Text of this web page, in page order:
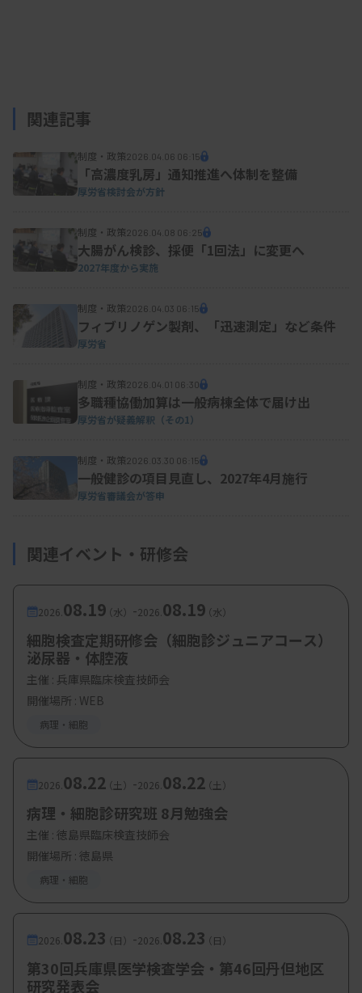
関連記事
制度・政策2026.04.06 06:15
「高濃度乳房」通知推進へ体制を整備
厚労省検討会が方針
制度・政策2026.04.08 06:25
大腸がん検診、採便「1回法」に変更へ
2027年度から実施
制度・政策2026.04.03 06:15
フィブリノゲン製剤、「迅速測定」など条件
厚労省
制度・政策2026.04.01 06:30
多職種協働加算は一般病棟全体で届け出
厚労省が疑義解釈（その1）
制度・政策2026.03.30 06:15
一般健診の項目見直し、2027年4月施行
厚労省審議会が答申
関連イベント・研修会
2026. 08.19（水） -2026. 08.19（水）
細胞検査定期研修会（細胞診ジュニアコース）
泌尿器・体腔液
主催 : 兵庫県臨床検査技師会
開催場所 : WEB
病理・細胞
2026. 08.22（土） -2026. 08.22（土）
病理・細胞診研究班 8月勉強会
主催 : 徳島県臨床検査技師会
開催場所 : 徳島県
病理・細胞
2026. 08.23（日） -2026. 08.23（日）
第30回兵庫県医学検査学会・第46回丹但地区
研究発表会